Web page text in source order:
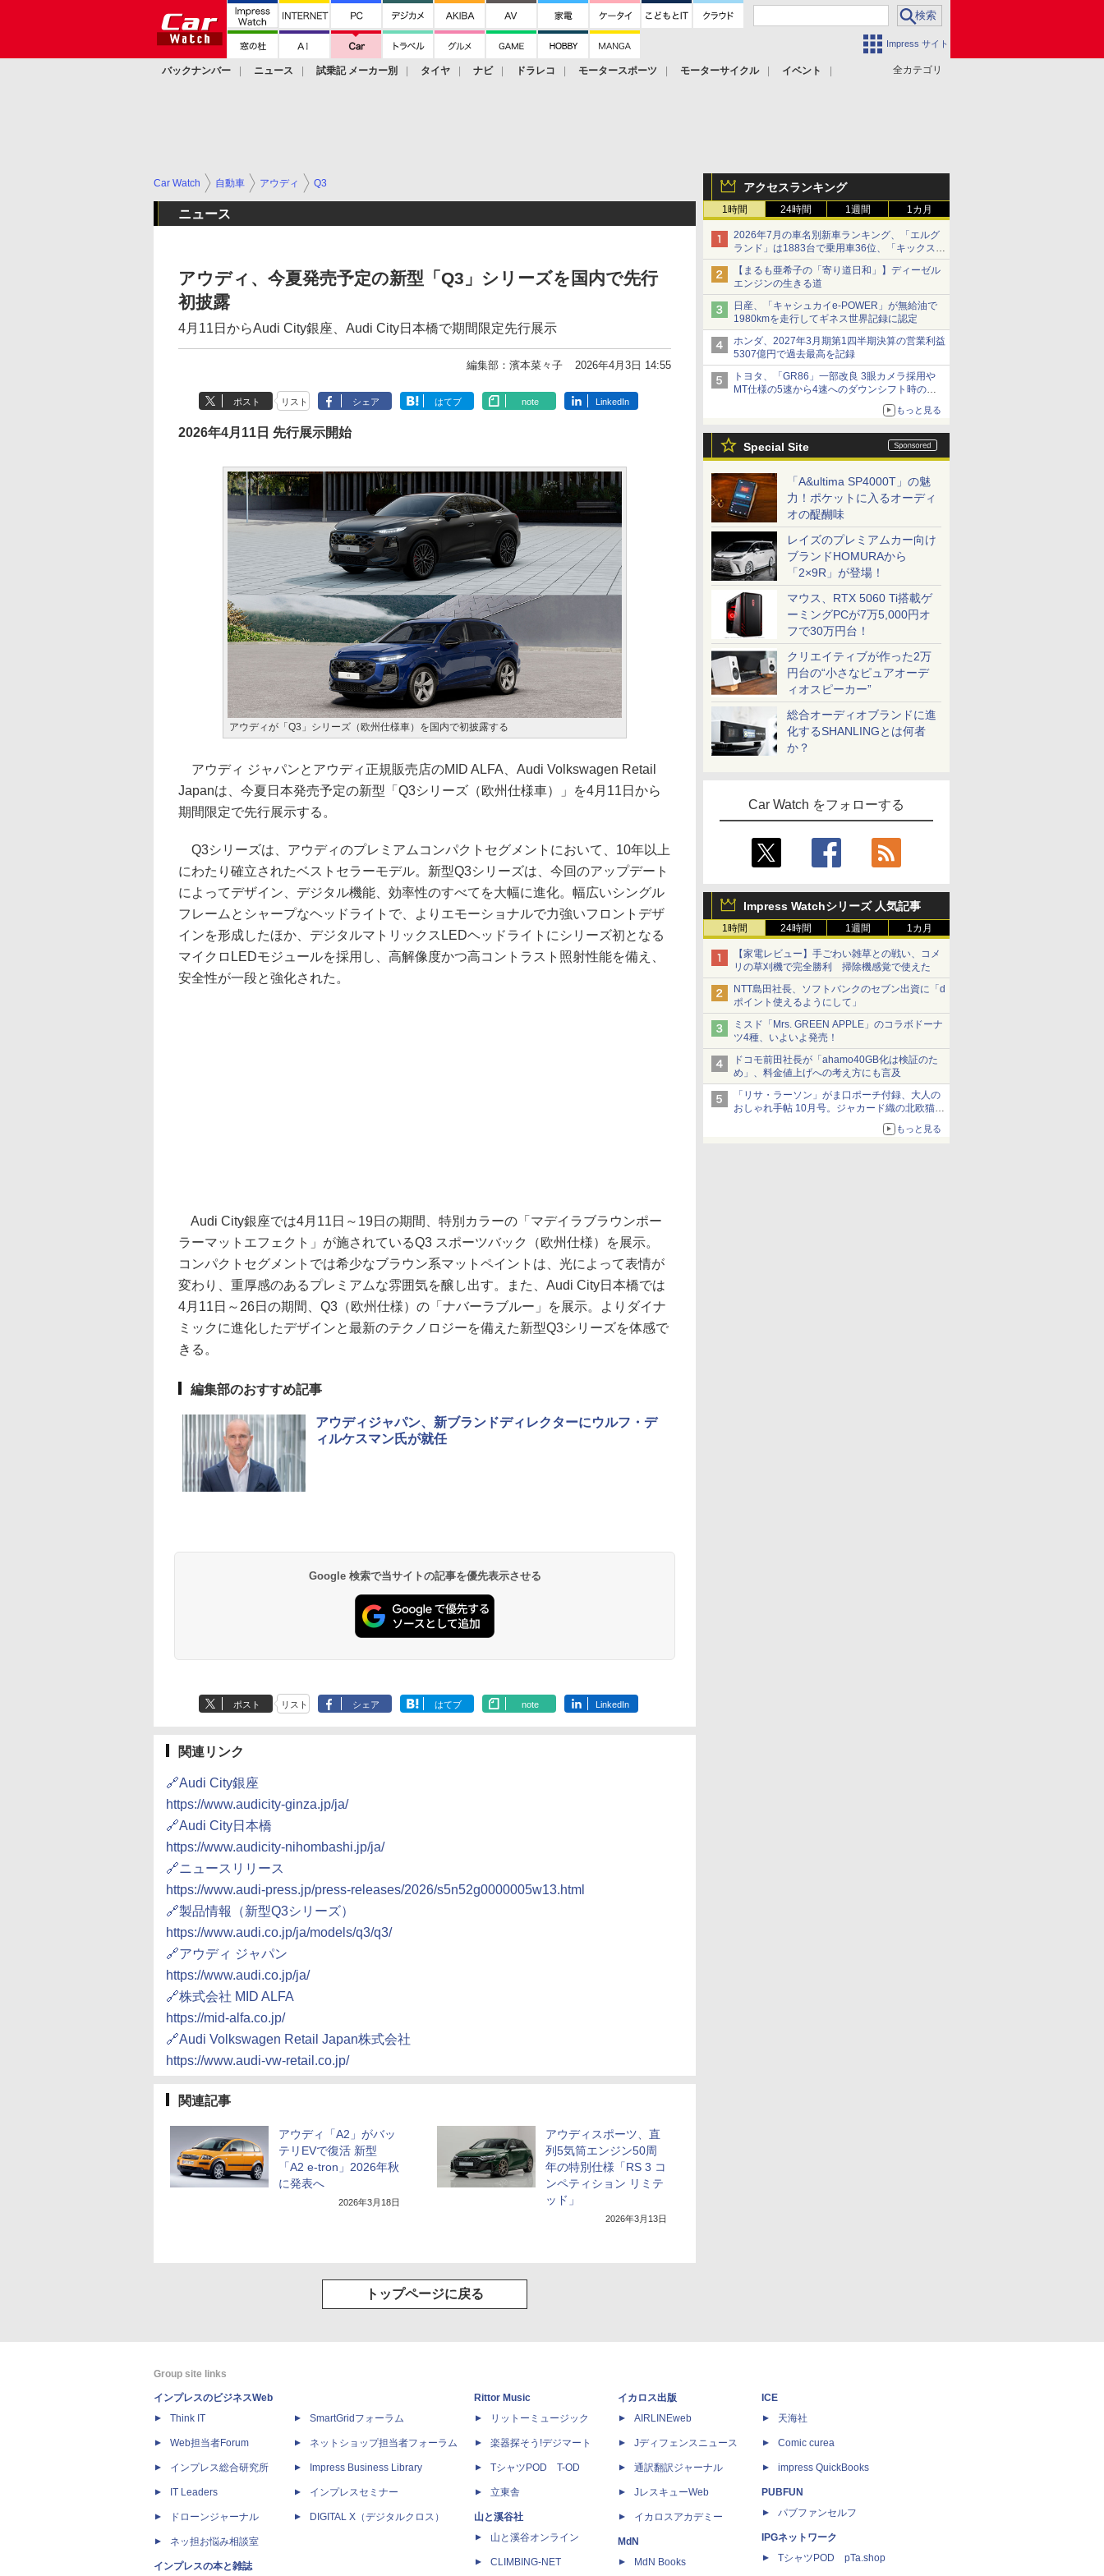
Impress サイト
全カテゴリ
バックナンバー ニュース 試乗記 メーカー別 タイヤ ナビ ドラレコ モータースポーツ モーターサイクル
イベント
アクセスランキング
1時間 24時間 1週間 1カ月
2026年7月の車名別新車ランキング、「エルグ
ランド」は1883台で乗用車36位、「キックス」
は2591台で27位に
【まるも亜希子の「寄り道日和」】ディーゼル
エンジンの生きる道
日産、「キャシュカイe-POWER」が無給油で
1980kmを走行してギネス世界記録に認定
ホンダ、2027年3月期第1四半期決算の営業利益
5307億円で過去最高を記録
トヨタ、「GR86」一部改良 3眼カメラ採用や
MT仕様の5速から4速へのダウンシフト時の操
もっと見る
Special Site
「A&ultima SP4000T」の魅
力！ポケットに入るオーディ
オの醍醐味
レイズのプレミアムカー向け
ブランドHOMURAから
「2×9R」が登場！
マウス、RTX 5060 Ti搭載ゲ
ーミングPCが7万5,000円オ
フで30万円台！
クリエイティブが作った2万
円台の“小さなピュアオーデ
ィオスピーカー”
総合オーディオブランドに進
化するSHANLINGとは何者
か？
Car Watch をフォローする
Impress Watchシリーズ 人気記事
1時間 24時間 1週間 1カ月
【家電レビュー】手ごわい雑草との戦い、コメ
リの草刈機で完全勝利 掃除機感覚で使えた
NTT島田社長、ソフトバンクのセブン出資に「d
ポイント使えるようにして」
ミスド「Mrs. GREEN APPLE」のコラボドーナ
ツ4種、いよいよ発売！
ドコモ前田社長が「ahamo40GB化は検証のた
め」、料金値上げへの考え方にも言及
「リサ・ラーソン」がま口ポーチ付録、大人の
おしゃれ手帖 10月号。ジャカード織の北欧猫デ
もっと見る
Car Watch 自動車 アウディ Q3
ニュース
アウディ、今夏発売予定の新型「Q3」シリーズを国内で先行
初披露
4月11日からAudi City銀座、Audi City日本橋で期間限定先行展示
編集部：濱本菜々子 2026年4月3日 14:55
ポスト リスト シェア はてブ note LinkedIn
2026年4月11日 先行展示開始
アウディが「Q3」シリーズ（欧州仕様車）を国内で初披露する
アウディ ジャパンとアウディ正規販売店のMID ALFA、Audi Volkswagen Retail
Japanは、今夏日本発売予定の新型「Q3シリーズ（欧州仕様車）」を4月11日から
期間限定で先行展示する。
Q3シリーズは、アウディのプレミアムコンパクトセグメントにおいて、10年以上
にわたり確立されたベストセラーモデル。新型Q3シリーズは、今回のアップデート
によってデザイン、デジタル機能、効率性のすべてを大幅に進化。幅広いシングル
フレームとシャープなヘッドライトで、よりエモーショナルで力強いフロントデザ
インを形成したほか、デジタルマトリックスLEDヘッドライトにシリーズ初となる
マイクロLEDモジュールを採用し、高解像度かつ高コントラスト照射性能を備え、
安全性が一段と強化された。
Audi City銀座では4月11日～19日の期間、特別カラーの「マデイラブラウンポー
ラーマットエフェクト」が施されているQ3 スポーツバック（欧州仕様）を展示。
コンパクトセグメントでは希少なブラウン系マットペイントは、光によって表情が
変わり、重厚感のあるプレミアムな雰囲気を醸し出す。また、Audi City日本橋では
4月11日～26日の期間、Q3（欧州仕様）の「ナバーラブルー」を展示。よりダイナ
ミックに進化したデザインと最新のテクノロジーを備えた新型Q3シリーズを体感で
きる。
編集部のおすすめ記事
アウディジャパン、新ブランドディレクターにウルフ・デ
ィルケスマン氏が就任
Google 検索で当サイトの記事を優先表示させる
ポスト リスト シェア はてブ note LinkedIn
関連リンク
🔗Audi City銀座
https://www.audicity-ginza.jp/ja/
🔗Audi City日本橋
https://www.audicity-nihombashi.jp/ja/
🔗ニュースリリース
https://www.audi-press.jp/press-releases/2026/s5n52g0000005w13.html
🔗製品情報（新型Q3シリーズ）
https://www.audi.co.jp/ja/models/q3/q3/
🔗アウディ ジャパン
https://www.audi.co.jp/ja/
🔗株式会社 MID ALFA
https://mid-alfa.co.jp/
🔗Audi Volkswagen Retail Japan株式会社
https://www.audi-vw-retail.co.jp/
関連記事
アウディ「A2」がバッ
テリEVで復活 新型
「A2 e-tron」2026年秋
に発表へ
2026年3月18日
アウディスポーツ、直
列5気筒エンジン50周
年の特別仕様「RS 3 コ
ンペティション リミテ
ッド」
2026年3月13日
トップページに戻る
Group site links
インプレスのビジネスWeb
Think IT
Web担当者Forum
インプレス総合研究所
IT Leaders
ドローンジャーナル
ネッ担お悩み相談室
インプレスの本と雑誌
SmartGridフォーラム
ネットショップ担当者フォーラム
Impress Business Library
インプレスセミナー
DIGITAL X（デジタルクロス）
Rittor Music
リットーミュージック
楽器探そう!デジマート
TシャツPOD T-OD
立東舎
山と溪谷社
山と溪谷オンライン
CLIMBING-NET
イカロス出版
AIRLINEweb
Jディフェンスニュース
通訳翻訳ジャーナル
JレスキューWeb
イカロスアカデミー
MdN
MdN Books
ICE
天海社
Comic curea
impress QuickBooks
PUBFUN
パブファンセルフ
IPGネットワーク
TシャツPOD pTa.shop